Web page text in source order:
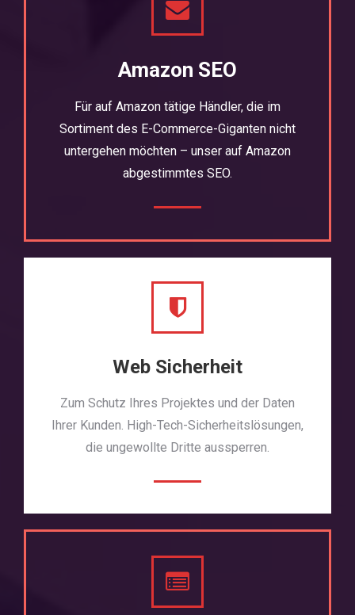
Amazon SEO
Für auf Amazon tätige Händler, die im
Sortiment des E-Commerce-Giganten nicht
untergehen möchten – unser auf Amazon
abgestimmtes SEO.
Web Sicherheit
Zum Schutz Ihres Projektes und der Daten
Ihrer Kunden. High-Tech-Sicherheitslösungen,
die ungewollte Dritte aussperren.